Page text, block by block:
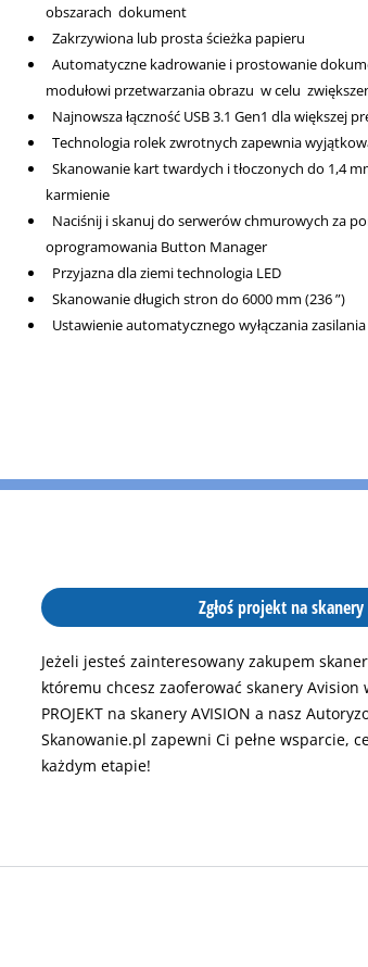
obszarach dokument
Zakrzywiona lub prosta ścieżka papieru
Automatyczne kadrowanie i prostowanie
modułowi przetwarzania obrazu w celu
Najnowsza łączność USB 3.1 Gen1 dla większej
Technologia rolek zwrotnych zapewnia
Skanowanie kart twardych i tłoczonych do 1,4
karmienie
Naciśnij i skanuj do serwerów chmurowych za
oprogramowania Button Manager
Przyjazna dla ziemi technologia LED
Skanowanie długich stron do 6000 mm (236 ”)
Ustawienie automatycznego wyłączania zasilania
Zgłoś projekt na
Jeżeli jesteś zainteresowany zakupem
któremu chcesz zaoferować skanery Avision
PROJEKT na skanery AVISION a nasz
Skanowanie.pl zapewni Ci pełne wsparcie,
każdym etapie!